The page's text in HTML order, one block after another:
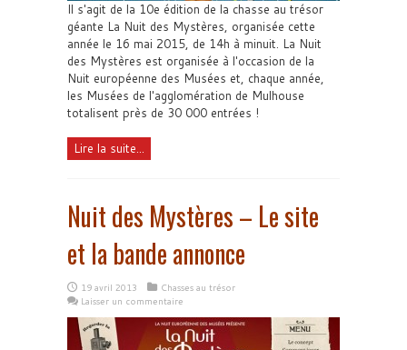
Il s'agit de la 10e édition de la chasse au trésor
géante La Nuit des Mystères, organisée cette
année le 16 mai 2015, de 14h à minuit. La Nuit
des Mystères est organisée à l'occasion de la
Nuit européenne des Musées et, chaque année,
les Musées de l'agglomération de Mulhouse
totalisent près de 30 000 entrées !
Lire la suite...
Nuit des Mystères – Le site
et la bande annonce
19 avril 2013
Chasses au trésor
Laisser un commentaire